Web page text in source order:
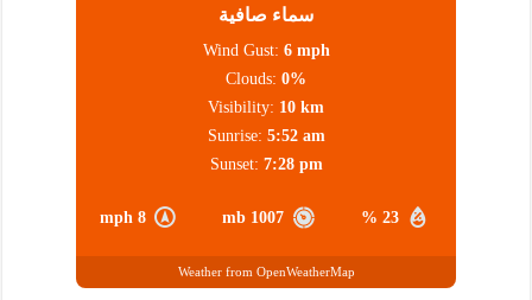
سماء صافية
23 %
1007 mb
8 mph
Wind Gust: 6 mph
Clouds: 0%
Visibility: 10 km
Sunrise: 5:52 am
Sunset: 7:28 pm
Weather from OpenWeatherMap